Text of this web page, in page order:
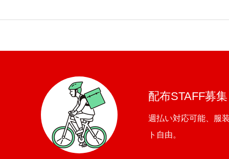
配布STAFF募集
週払い対応可能、服
ト自由。